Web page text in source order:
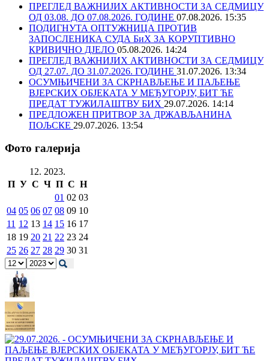
ПРЕГЛЕД ВАЖНИЈИХ АКТИВНОСТИ ЗА СЕДМИЦУ
ОД 03.08. ДО 07.08.2026. ГОДИНЕ 07.08.2026. 15:35
ПОДИГНУТА ОПТУЖНИЦА ПРОТИВ
ЗАПОСЛЕНИКА СУДА БиХ ЗА КОРУПТИВНО
КРИВИЧНО ДЈЕЛО 05.08.2026. 14:24
ПРЕГЛЕД ВАЖНИЈИХ АКТИВНОСТИ ЗА СЕДМИЦУ
ОД 27.07. ДО 31.07.2026. ГОДИНЕ 31.07.2026. 13:34
ОСУМЊИЧЕНИ ЗА СКРНАВЉЕЊЕ И ПАЉЕЊЕ
ВЈЕРСКИХ ОБЈЕКАТА У МЕЂУГОРЈУ, БИТ ЋЕ
ПРЕДАТ ТУЖИЛАШТВУ БИХ 29.07.2026. 14:14
ПРЕДЛОЖЕН ПРИТВОР ЗА ДРЖАВЉАНИНА
ПОЉСКЕ 29.07.2026. 13:54
Фото галерија
12. 2023.
П У С Ч П С Н
01 02 03
04 05 06 07 08 09 10
11 12 13 14 15 16 17
18 19 20 21 22 23 24
25 26 27 28 29 30 31